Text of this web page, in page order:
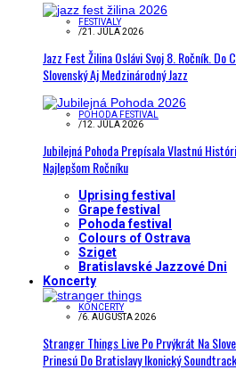
FESTIVALY
/21. JÚLA 2026
Jazz Fest Žilina Oslávi Svoj 8. Ročník.
Slovenský Aj Medzinárodný Jazz
POHODA FESTIVAL
/12. JÚLA 2026
Jubilejná Pohoda Prepísala Vlastnú
Najlepšom Ročníku
Uprising festival
Grape festival
Pohoda festival
Colours of Ostrava
Sziget
Bratislavské Jazzové Dni
Koncerty
KONCERTY
/6. AUGUSTA 2026
Stranger Things Live Po Prvýkrát Na
Prinesú Do Bratislavy Ikonický